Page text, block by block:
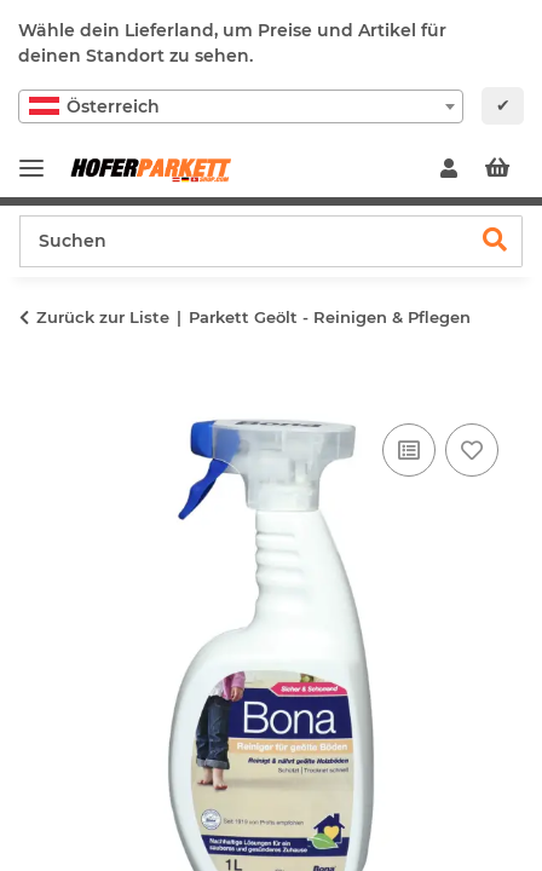
Wähle dein Lieferland, um Preise und Artikel für
deinen Standort zu sehen.
Österreich ✔
Zurück zur Liste Parkett Geölt - Reinigen & Pflegen